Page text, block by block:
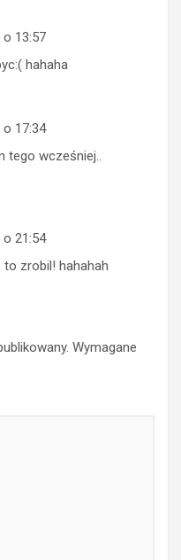
o 13:57
hahaha
o 17:34
tego wcześniej..
o 21:54
to zrobil! hahahah
Wymagane